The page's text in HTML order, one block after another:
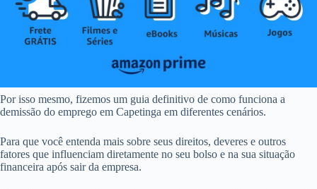
Por isso mesmo, fizemos um guia definitivo de como funciona a
demissão do emprego em Capetinga em diferentes cenários.
Para que você entenda mais sobre seus direitos, deveres e outros
fatores que influenciam diretamente no seu bolso e na sua situação
financeira após sair da empresa.